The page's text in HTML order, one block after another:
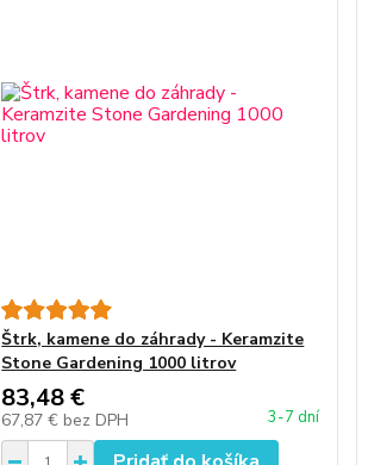
Štrk, kamene do záhrady - Keramzite
Stone Gardening 1000 litrov
83,48 €
67,87 € bez DPH 3-7 dní